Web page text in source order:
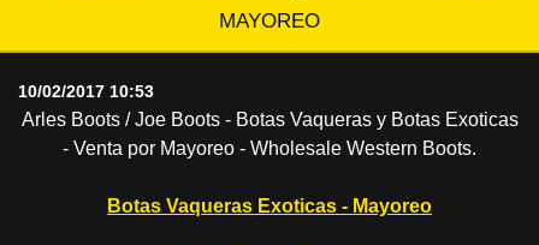
MAYOREO
10/02/2017 10:53
Arles Boots / Joe Boots - Botas Vaqueras y Botas Exoticas
- Venta por Mayoreo - Wholesale Western Boots.
Botas Vaqueras Exoticas - Mayoreo